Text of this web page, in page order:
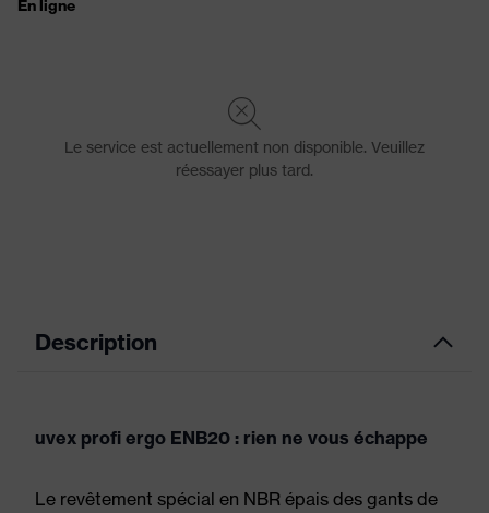
Description
uvex profi ergo ENB20 : rien ne vous échappe
Le revêtement spécial en NBR épais des gants de